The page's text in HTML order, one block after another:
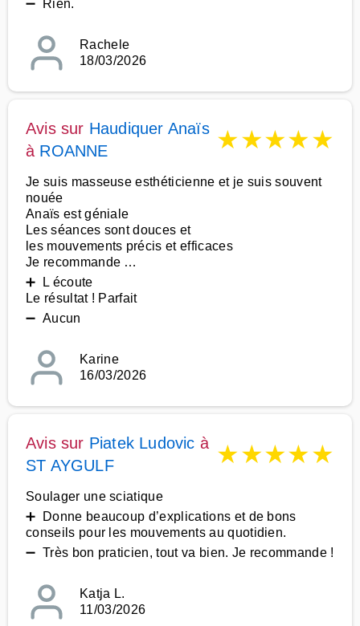
➖ Rien.
Rachele
18/03/2026
Avis sur Haudiquer Anaïs
à ROANNE ★★★★★
Je suis masseuse esthéticienne et je suis souvent
nouée
Anaïs est géniale
Les séances sont douces et
les mouvements précis et efficaces
Je recommande …
➕ L écoute
Le résultat ! Parfait
➖ Aucun
Karine
16/03/2026
Avis sur Piatek Ludovic à
ST AYGULF
★★★★★
Soulager une sciatique
➕ Donne beaucoup d’explications et de bons
conseils pour les mouvements au quotidien.
➖ Très bon praticien, tout va bien. Je recommande !
Katja L.
11/03/2026